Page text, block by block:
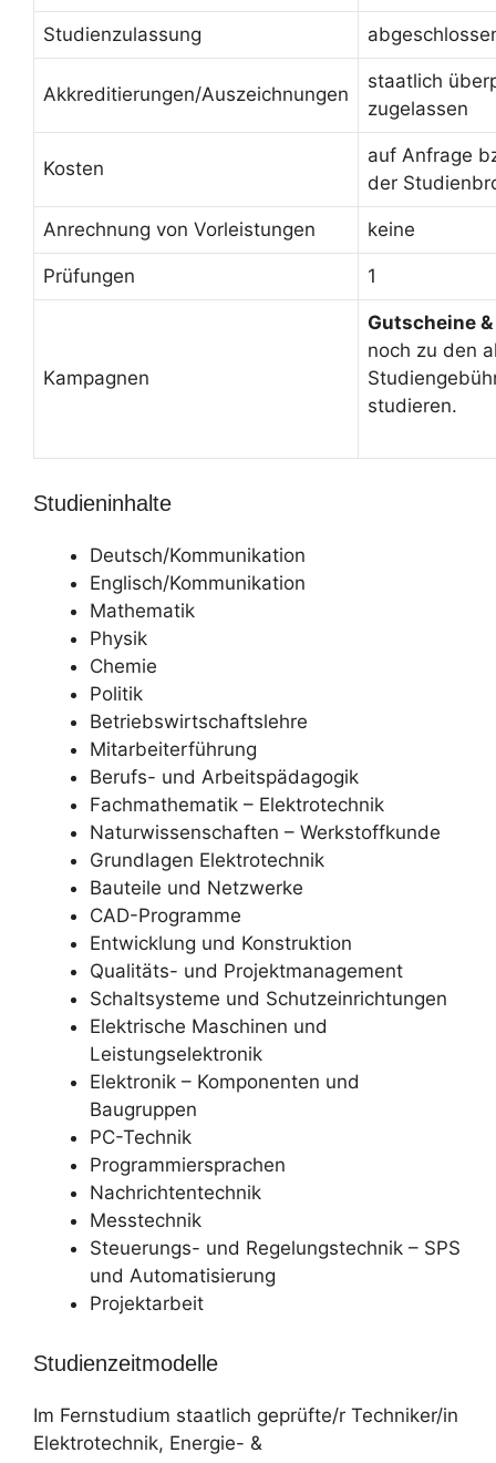
Studienzulassung
Akkreditierungen/Auszeichnungen
staatlich
zugelassen
Kosten
auf Anfrage
der
Anrechnung von Vorleistungen keine
Prüfungen 1
Kampagnen
Gutscheine
noch zu den
studieren.
Studieninhalte
Deutsch/Kommunikation
Englisch/Kommunikation
Mathematik
Physik
Chemie
Politik
Betriebswirtschaftslehre
Mitarbeiterführung
Berufs- und Arbeitspädagogik
Fachmathematik – Elektrotechnik
Naturwissenschaften – Werkstoffkunde
Grundlagen Elektrotechnik
Bauteile und Netzwerke
CAD-Programme
Entwicklung und Konstruktion
Qualitäts- und Projektmanagement
Schaltsysteme und Schutzeinrichtungen
Elektrische Maschinen und
Leistungselektronik
Elektronik – Komponenten und
Baugruppen
PC-Technik
Programmiersprachen
Nachrichtentechnik
Messtechnik
Steuerungs- und Regelungstechnik – SPS
und Automatisierung
Projektarbeit
Studienzeitmodelle
Im Fernstudium staatlich geprüfte/r Techniker/in
Elektrotechnik, Energie- &